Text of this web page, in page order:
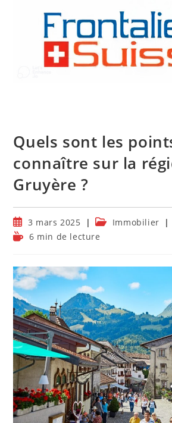
Quels sont les
connaître sur la
Gruyère ?
Publication
publiée :
3 mars 2025
Post
category:
Immobilier
Temps6 min de lecture